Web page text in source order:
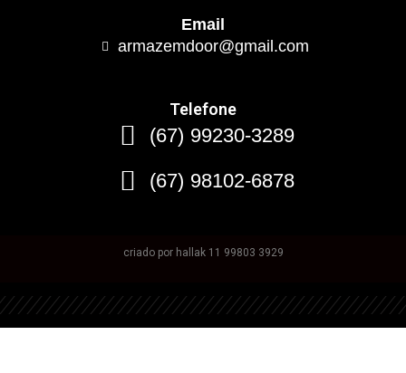
Email
armazemdoor@gmail.com
Telefone
(67) 99230-3289
(67) 98102-6878
criado por hallak 11 99803 3929